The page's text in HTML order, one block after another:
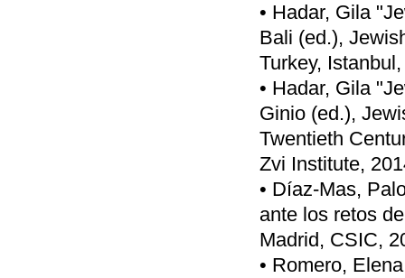
• Hadar, Gila
Bali (ed.),
Turkey,
• Hadar, Gila
Ginio (ed.),
Twentieth
Zvi Institute,
• Díaz-Mas,
ante los retos
Madrid, CSIC,
• Romero,